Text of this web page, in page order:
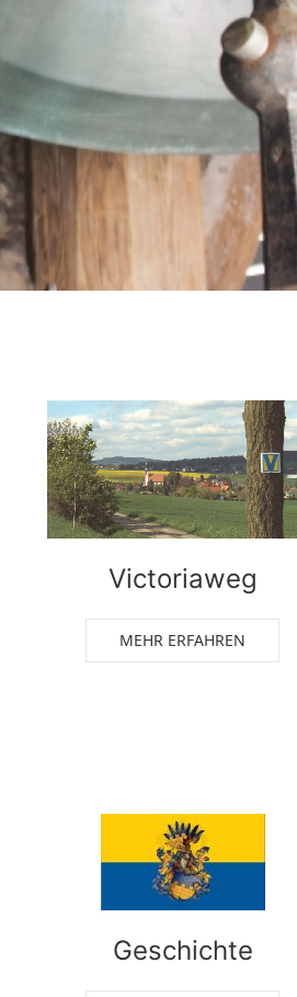
Victoriaweg
MEHR ERFAHREN
Geschichte